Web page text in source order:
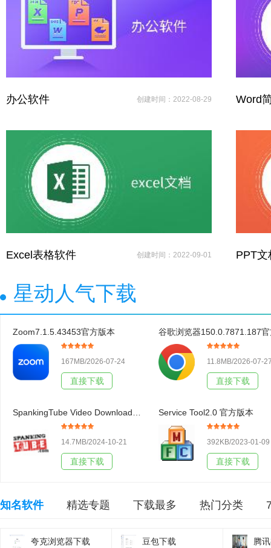
办公软件 创建时间：2022-08-29 Word
Excel表格软件 创建时间：2022-09-01 PPT文
星动人气下载
Zoom7.1.5.43453官方版本
167MB/2026-07-24
直接下载
11.8MB/2026-07-
直接下载
SpankingTube Video Downloader3.19官方版本
14.7MB/2024-10-21
直接下载
Service Tool2.0 官方版本
392KB/2023-01-09
直接下载
知名软件 精选专题 下载最多 热门分类
夸克浏览器下载 豆包下载 腾